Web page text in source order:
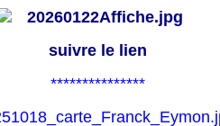
suivre le lien
***************